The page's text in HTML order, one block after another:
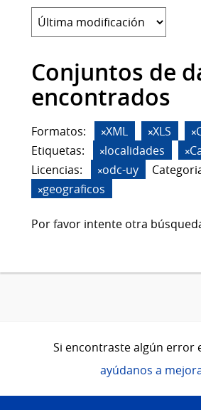
Conjuntos de
encontrados
Formatos: XML XLS
Etiquetas:
localidades
Licencias:
odc-uy
geograficos
Por favor intente otra
Si encontraste algún error
ayúdanos a